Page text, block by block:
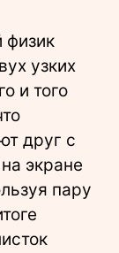
физик
узких
и того
друг с
экране
пару